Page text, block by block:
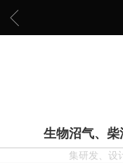
生物沼气、
集研发、设